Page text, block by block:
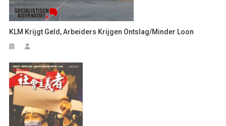
KLM Krijgt Geld, Arbeiders Krijgen Ontslag/minder Loon